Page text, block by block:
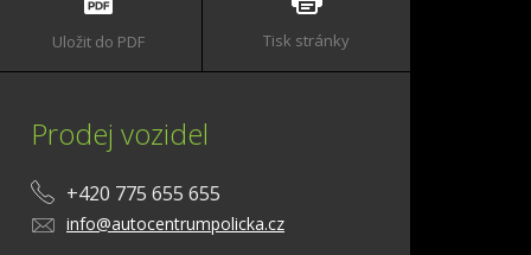
Uložit do PDF Tisk stránky
Prodej vozidel
+420 775 655 655
info@autocentrumpolicka.cz